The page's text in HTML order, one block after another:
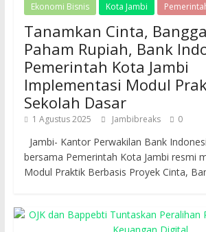
Ekonomi Bisnis Kota Jambi
Tanamkan Cinta,
Paham Rupiah, Bank
Pemerintah Kota Jambi
Implementasi Modul
Sekolah Dasar
1 Agustus 2025 Jambibreaks 0
Jambi- Kantor Perwakilan Bank
bersama Pemerintah Kota Jambi resmi
Modul Praktik Berbasis Proyek Cinta,